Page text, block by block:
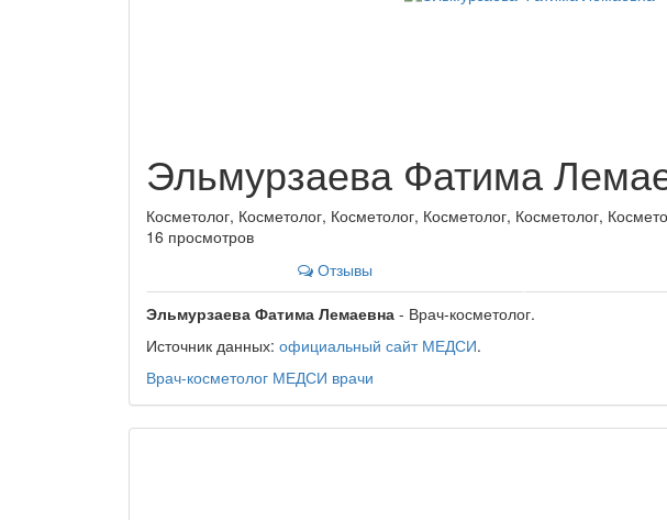
Эльмурзаева Фатима
Косметолог, Косметолог, Косметолог, Косметолог, Косметолог,
16 просмотров
Отзывы
Эльмурзаева Фатима Лемаевна - Врач-косметолог.
Источник данных: официальный сайт МЕДСИ.
Врач-косметолог МЕДСИ врачи